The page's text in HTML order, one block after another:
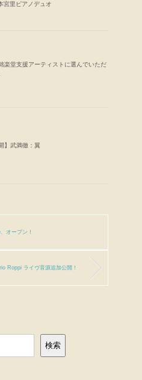
宮里ピアノデュオ
楽堂支援アーティストに選んでいただ
】武満徹：翼
オープン！
Roppi ライヴ音源追加公開！
検索